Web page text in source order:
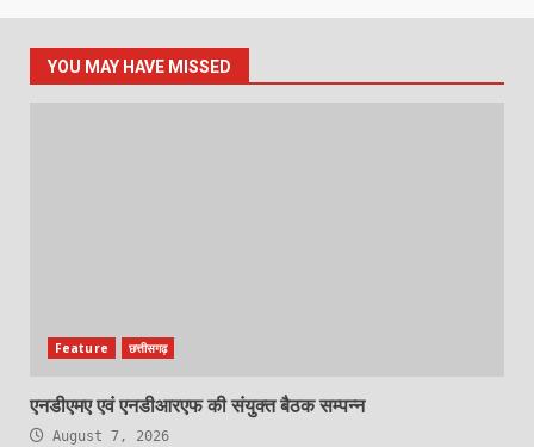
YOU MAY HAVE MISSED
Feature छत्तीसगढ़
एनडीएमए एवं एनडीआरएफ की संयुक्त बैठक सम्पन्न
August 7, 2026